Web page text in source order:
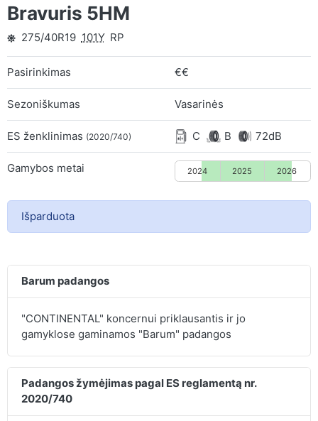
Bravuris 5HM
275/40R19 101Y RP
Pasirinkimas €€
Sezoniškumas Vasarinės
ES ženklinimas (2020/740) C B 72dB
Gamybos metai 2024 2025 2026
Išparduota
Barum padangos
"CONTINENTAL" koncernui priklausantis ir jo
gamyklose gaminamos "Barum" padangos
Padangos žymėjimas pagal ES reglamentą nr.
2020/740